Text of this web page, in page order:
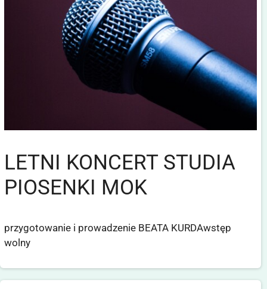
LETNI KONCERT STUDIA
PIOSENKI MOK
przygotowanie i prowadzenie BEATA KURDAwstęp
wolny